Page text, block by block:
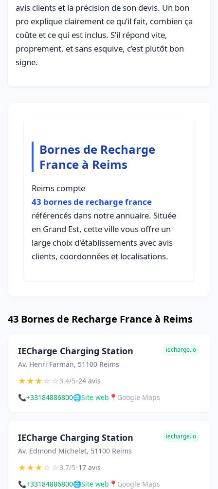
avis clients et la précision de son devis. Un bon
pro explique clairement ce qu’il fait, combien ça
coûte et ce qui est inclus. S’il répond vite,
proprement, et sans esquive, c’est plutôt bon
signe.
Bornes de Recharge
France à Reims
Reims compte
43 bornes de recharge france
référencés dans notre annuaire. Située
en Grand Est, cette ville vous offre un
large choix d'établissements avec avis
clients, coordonnées et localisations.
43 Bornes de Recharge France à Reims
IECharge Charging Station
Av. Henri Farman, 51100 Reims
iecharge.io
★★★☆☆3.4/5•24 avis
📞+33184886800🌐Site web 📍 Google Maps
IECharge Charging Station
Av. Edmond Michelet, 51100 Reims
iecharge.io
★★★☆☆3.7/5•17 avis
📞+33184886800🌐Site web 📍 Google Maps